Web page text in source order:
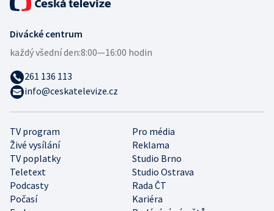
TV program
Pro média
Živé vysílání
Reklama
TV poplatky
Studio Brno
Teletext
Studio Ostrava
Podcasty
Rada ČT
Počasí
Kariéra
Divácké centrum
každý všední den:8:00—16:00 hodin
261 136 113
info@ceskatelevize.cz